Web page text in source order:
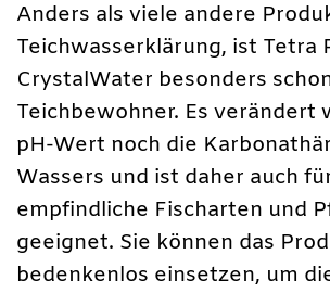
Anders als viele andere
Teichwasserklärung, ist Tetra
CrystalWater besonders
Teichbewohner. Es verändert
pH-Wert noch die
Wassers und ist daher auch
empfindliche Fischarten und
geeignet. Sie können das
bedenkenlos einsetzen, um